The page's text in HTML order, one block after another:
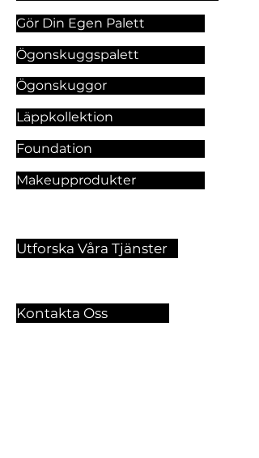
Gör Din Egen Palett
Ögonskuggspalett
Ögonskuggor
Läppkollektion
Foundation
Makeupprodukter
Utforska Våra Tjänster
Kontakta Oss